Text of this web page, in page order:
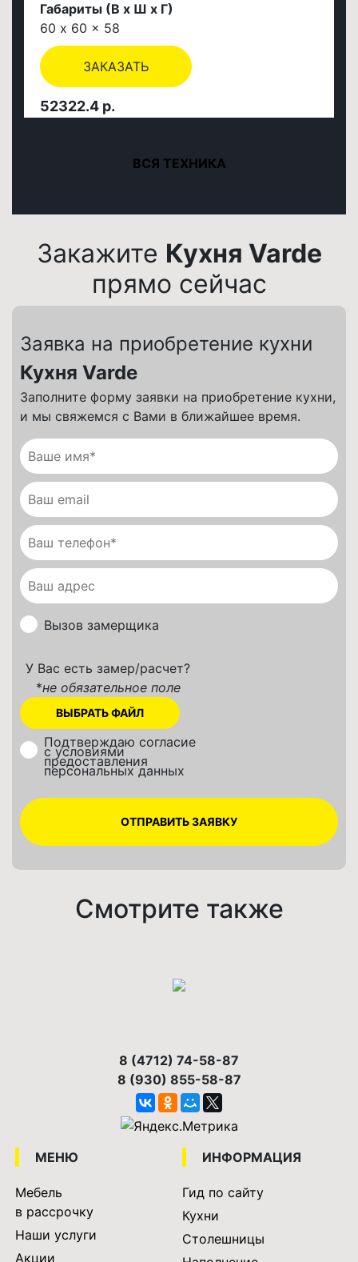
Габариты (В х Ш х Г)
60 x 60 x 58
ЗАКАЗАТЬ
52322.4 р.
ВСЯ ТЕХНИКА
Закажите Кухня Varde
прямо сейчас
Заявка на приобретение кухни
Кухня Varde
Заполните форму заявки на приобретение кухни,
и мы свяжемся с Вами в ближайшее время.
Вызов замерщика
У Вас есть замер/расчет?
*не обязательное поле
Подтверждаю согласие
с условиями
предоставления
персональных данных
Смотрите также
МЕНЮ
Мебель
в рассрочку
Наши услуги
Акции
ИНФОРМАЦИЯ
Гид по сайту
Кухни
Столешницы
8 (4712) 74-58-87
8 (930) 855-58-87